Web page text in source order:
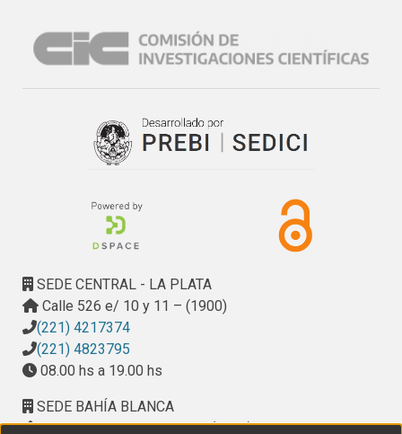
SEDE CENTRAL - LA PLATA
Calle 526 e/ 10 y 11 – (1900)
(221) 4217374
(221) 4823795
08.00 hs a 19.00 hs
SEDE BAHÍA BLANCA
Calle Ciudad de Cali 320 – (8000). Universidad